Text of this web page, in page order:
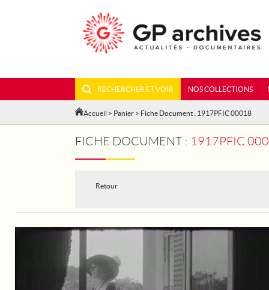
RECHERCHER ET VOIR NOS COLLECTIONS
Accueil > Panier > Fiche Document : 1917PFIC 00018
FICHE DOCUMENT : 1917PFIC
Retour